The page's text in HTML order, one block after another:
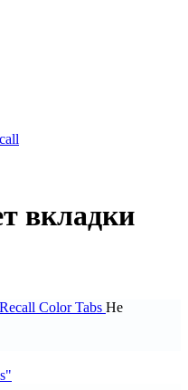
вкладки
Color Tabs Не